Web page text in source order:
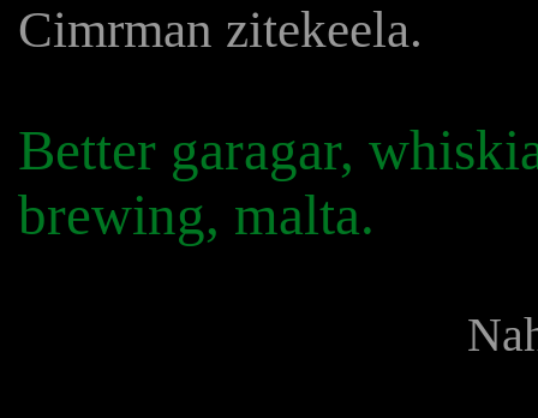
Cimrman zitekeela.
Better garagar,
brewing, malta.